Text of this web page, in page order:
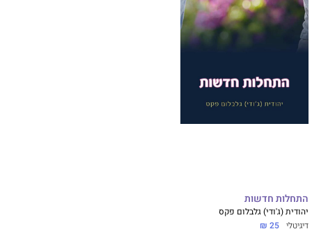
כשנה וחצי.
התחלות חדשות
יהודית (ג'ודי) גלבלום פקס
דיגיטלי 25 ₪